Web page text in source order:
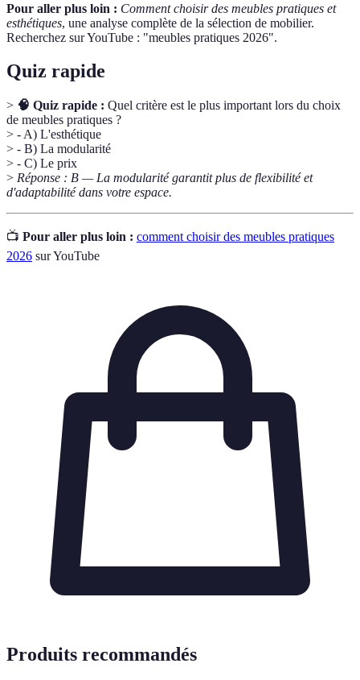
Pour aller plus loin : Comment choisir des meubles pratiques et
esthétiques, une analyse complète de la sélection de mobilier.
Recherchez sur YouTube : "meubles pratiques 2026".
Quiz rapide
> 🧠 Quiz rapide : Quel critère est le plus important lors du choix
de meubles pratiques ?
> - A) L'esthétique
> - B) La modularité
> - C) Le prix
> Réponse : B — La modularité garantit plus de flexibilité et
d'adaptabilité dans votre espace.
📺 Pour aller plus loin : comment choisir des meubles pratiques
2026 sur YouTube
Produits recommandés